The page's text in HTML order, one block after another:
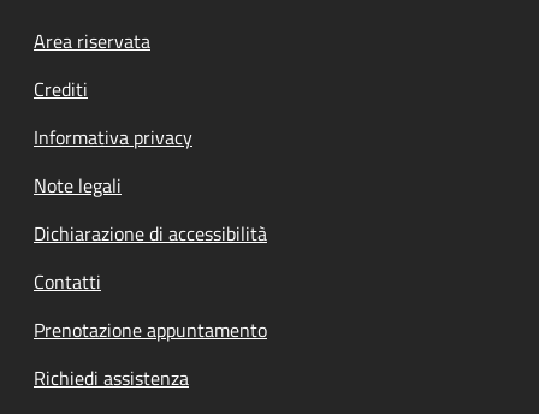
Footer menu
Area riservata
Crediti
Informativa privacy
Note legali
Dichiarazione di accessibilità
Contatti
Prenotazione appuntamento
Richiedi assistenza